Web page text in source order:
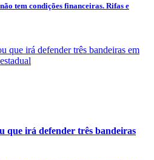
tem condições financeiras. Rifas e
que irá defender três bandeiras